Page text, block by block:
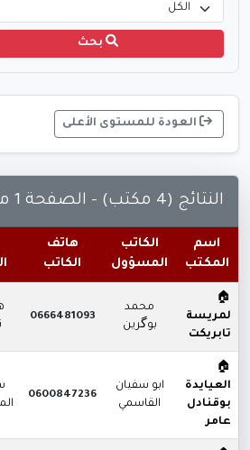
بحث
العودة للمستوى الأعلى
النتائج (4 مكتب) - الصفحة 1 من 1
اسم
المكتب
الكاتب
المسؤول
هاتف
الكاتب
🏠
لمريسة
تابريكت
محمد
بوگرين
0666481093
🏠
العيايدة
بوقنادل
عامر
ابو سفيان
القاسمي
0600847236